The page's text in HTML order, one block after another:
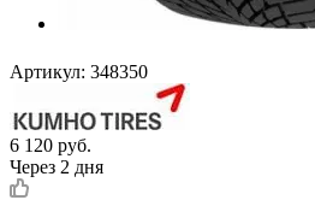
Артикул: 348350
6 120 руб.
Через 2 дня